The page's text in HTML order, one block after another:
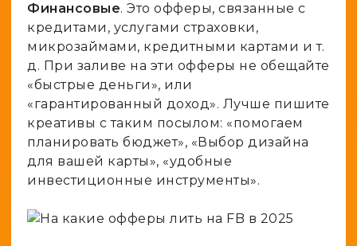
Финансовые. Это офферы, связанные с
кредитами, услугами страховки,
микрозаймами, кредитными картами и т.
д. При заливе на эти офферы не обещайте
«быстрые деньги», или
«гарантированный доход». Лучше пишите
креативы с таким посылом: «помогаем
планировать бюджет», «Выбор дизайна
для вашей карты», «удобные
инвестиционные инструменты».